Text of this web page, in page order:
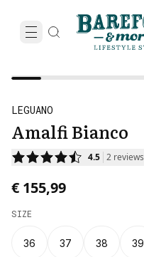
LEGUANO
Amalfi Bianco
4.5 2 reviews
€ 155,99
SIZE
36 37 38 39